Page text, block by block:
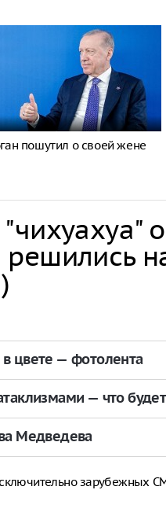
пошутил о своей жене
цвете — фотолента
— что
Медведева
зарубежных